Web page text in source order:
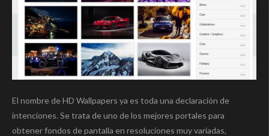
El nombre de HD Wallpapers ya es toda una declaración de
intenciones. Se trata de uno de los mejores portales para
obtener fondos de pantalla en resoluciones muy variadas,